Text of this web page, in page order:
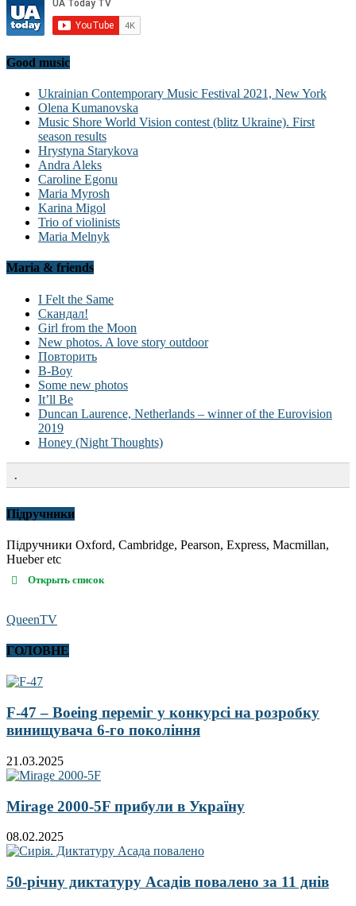
Good music
Ukrainian Contemporary Music Festival 2021, New York
Olena Kumanovska
Music Shore World Vision contest (blitz Ukraine). First
season results
Hrystyna Starykova
Andra Aleks
Caroline Egonu
Maria Myrosh
Karina Migol
Trio of violinists
Maria Melnyk
Maria & friends
I Felt the Same
Скандал!
Girl from the Moon
New photos. A love story outdoor
Повторить
B-Boy
Some new photos
It’ll Be
Duncan Laurence, Netherlands – winner of the Eurovision
2019
Honey (Night Thoughts)
.
Підручники
Підручники Oxford, Cambridge, Pearson, Express, Macmillan,
Hueber etc
Открыть список
QueenTV
ГОЛОВНЕ
F-47 – Boeing переміг у конкурсі на розробку
винищувача 6-го покоління
21.03.2025
Mirage 2000-5F прибули в Україну
08.02.2025
50-річну диктатуру Асадів повалено за 11 днів